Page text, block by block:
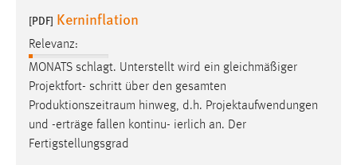
[PDF] Kerninflation
Relevanz:
MONATS schlagt. Unterstellt wird ein gleichmäßiger
Projektfort- schritt über den gesamten
Produktionszeitraum hinweg, d.h. Projektaufwendungen
und -erträge fallen kontinu- ierlich an. Der
Fertigstellungsgrad